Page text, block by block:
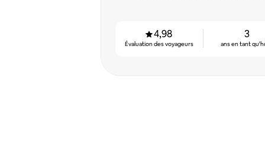
4,98
Évaluation des voyageurs
3
ans en tant